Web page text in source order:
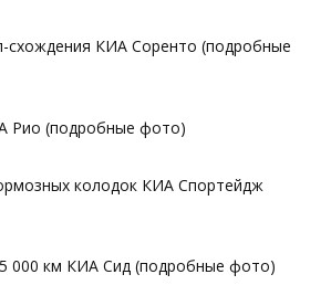
схождения КИА Соренто (подробные
Рио (подробные фото)
колодок КИА Спортейдж
000 км КИА Сид (подробные фото)